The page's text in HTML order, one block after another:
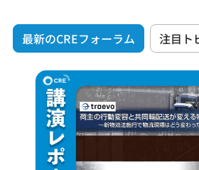
最新のCREフォーラム 注目ト